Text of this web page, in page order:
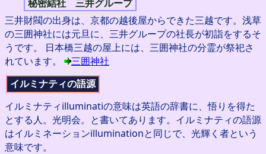
秘密結社 三井グループ
三井財閥の出身は、京都の越後屋からできた三越です。浅草
の三囲神社には元旦に、三井グループの社長が初詣をするそ
うです。 日本橋三越の屋上には、三囲神社の分霊が祭祀さ
れています。
三囲神社
イルミナティの語源
イルミナティilluminatiの意味は英語の辞書に、悟りを得た
とする人。光明会。と書いてあります。イルミナティの語源
はイルミネーションilluminationと同じで、光輝く者という
意味です。